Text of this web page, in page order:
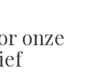
onze